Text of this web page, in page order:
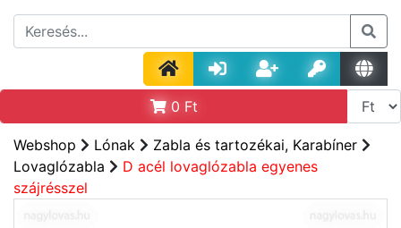
0 Ft
Webshop Lónak
Zabla és tartozékai, Karabíner
Lovaglózabla
D acél lovaglózabla egyenes
szájrésszel